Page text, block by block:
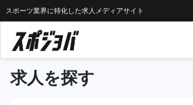
スポーツ業界に特化した求人メディアサイト
求人を探す